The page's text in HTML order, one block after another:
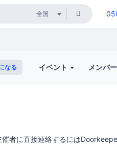
なる イベント メンバー
者に直接連絡するには